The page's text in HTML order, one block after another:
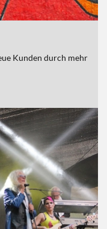
Kunden durch mehr